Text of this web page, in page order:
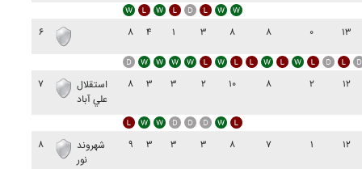
۶ ۸ ۴ ۱ ۳ ۸ ۸ ۰ ۱۳
۷
استقلال
علي آباد
۸ ۳ ۳ ۲ ۱۰ ۸ ۲ ۱۲
۸
شهروند
نور
۹ ۳ ۳ ۳ ۸ ۷ ۱ ۱۲